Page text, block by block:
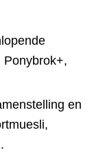
Ponybrok+,
en